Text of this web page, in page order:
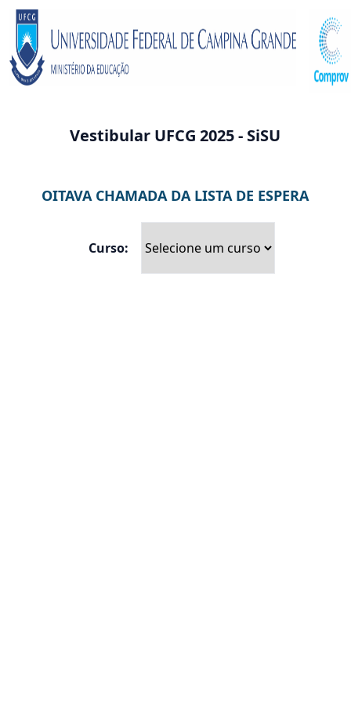
Vestibular UFCG 2025 - SiSU
OITAVA CHAMADA DA LISTA DE ESPERA
Curso: